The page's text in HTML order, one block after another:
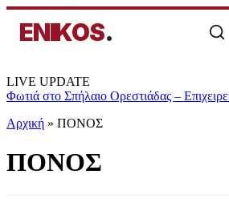
ENIKOS.
LIVE UPDATE
Φωτιά στο Σπήλαιο Ορεστιάδας –
Αρχική » ΠΟΝΟΣ
ΠΟΝΟΣ